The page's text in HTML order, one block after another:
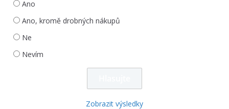
Ano
Ano, kromě drobných nákupů
Ne
Nevím
Zobrazit výsledky